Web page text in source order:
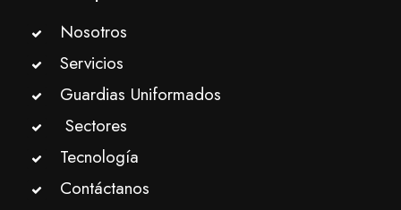
Nosotros
Servicios
Guardias Uniformados
Sectores
Tecnología
Contáctanos